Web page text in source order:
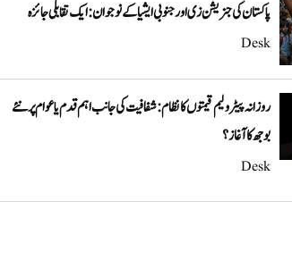
پاکستان کی جنریشن زی اور جنوبی ایشیا کے نوجوان: ایک تقابلی جائزہ
Desk
روزانہ پیٹرولیم قیمتوں کا نظام: شفافیت کی جانب اہم قدم یا عوام پر نئے
بوجھ کا آغاز؟
Desk